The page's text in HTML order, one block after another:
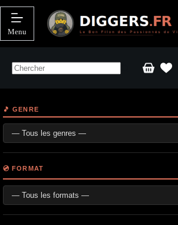
Passer
contenu
Menu
Panier
🎵 GENRE
💿 FORMAT